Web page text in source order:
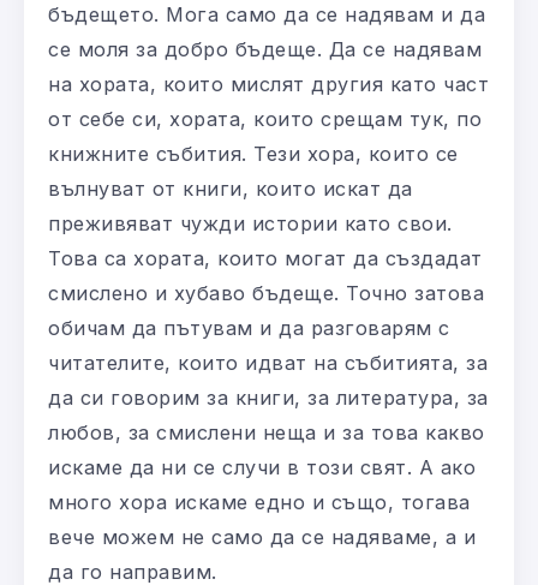
бъдещето. Мога само да се надявам и да
се моля за добро бъдеще. Да се надявам
на хората, които мислят другия като част
от себе си, хората, които срещам тук, по
книжните събития. Тези хора, които се
вълнуват от книги, които искат да
преживяват чужди истории като свои.
Това са хората, които могат да създадат
смислено и хубаво бъдеще. Точно затова
обичам да пътувам и да разговарям с
читателите, които идват на събитията, за
да си говорим за книги, за литература, за
любов, за смислени неща и за това какво
искаме да ни се случи в този свят. А ако
много хора искаме едно и също, тогава
вече можем не само да се надяваме, а и
да го направим.